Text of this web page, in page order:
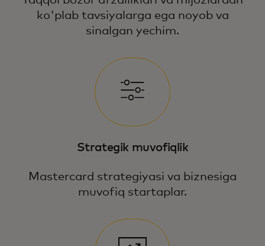
ko'plab tavsiyalarga ega noyob va
sinalgan yechim.
Strategik muvofiqlik
Mastercard strategiyasi va biznesiga
muvofiq startaplar.